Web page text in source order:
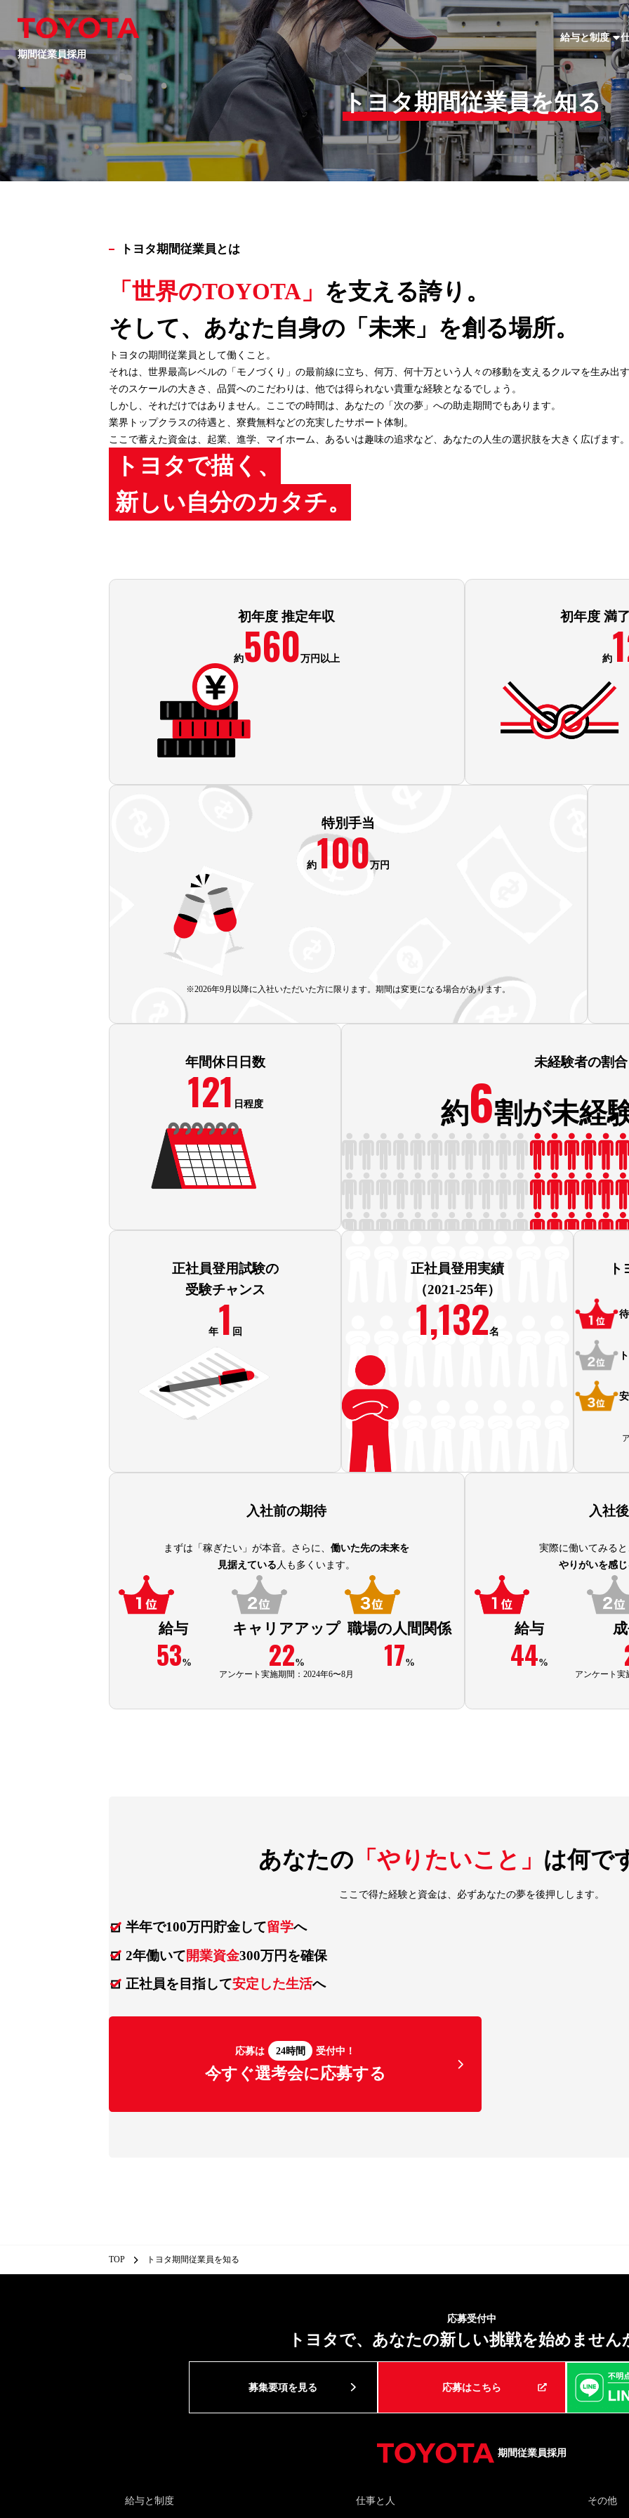
期間従業員採用
給与と制度
DATA
トヨタ期間従業員を知る
トヨタ期間従業員とは
「世界のTOYOTA」 を支える誇り。
そして、あなた自身の 「未来」を創る場所。
トヨタの期間従業員として働くこと。
それは、世界最高レベルの「モノづくり」の最前線に立ち、何万、何十万という人々の移動を支えるクルマを生み出
そのスケールの大きさ、品質へのこだわりは、他では得られない貴重な経験となるでしょう。
しかし、それだけではありません。ここでの時間は、あなたの「次の夢」への助走期間でもあります。
業界トップクラスの待遇と、寮費無料などの充実したサポート体制。
ここで蓄えた資金は、起業、進学、マイホーム、あるいは趣味の追求など、あなたの人生の選択肢を大きく広げます
トヨタで描く、
新しい自分のカタチ。
初年度 推定年収
約560万円以上
初年度 満
約
特別手当
約100万円
※2026年9月以降に入社いただいた方に限ります。期間は変更になる場合があります。
年間休日日数
121 日程度
未経験者の割合
約6割が未経
正社員登用試験の
受験チャンス
年1 回
正社員登用実績
（2021-25年）
1,132名
入社前の期待
まずは「稼ぎたい」が本音。さらに、働いた先の未来を
見据えている人も多くいます。
給与
53%
キャリアアップ
22%
職場の人間関係
17%
アンケート実施期間：2024年6〜8月
入社
実際に働いてみる
やりがいを感
給与
44%
アンケート実
あなたの 「やりたいこと」 は何で
ここで得た経験と資金は、 必ずあなたの夢を後押しします。
半年で100万円貯金して留学へ
2年働いて開業資金300万円を確保
正社員を目指して安定した生活へ
応募は 24時間 受付中！
今すぐ選考会に応募する
TOP トヨタ期間従業員を知る
応募受付中
トヨタで、あなたの新しい挑戦を始めません
募集要項を見る 応募はこちら
期間従業員採用
給与と制度 仕事と人 その他